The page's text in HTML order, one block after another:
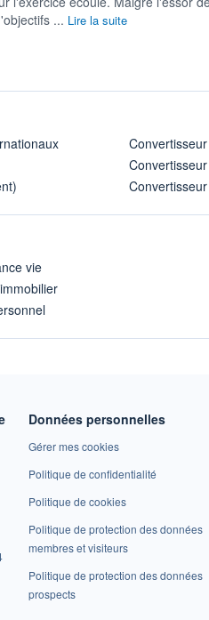
... Lire la suite
vie
Données personnelles
Gérer mes cookies
Politique de confidentialité
Politique de cookies
Politique de protection des données
membres et visiteurs
Politique de protection des données
prospects